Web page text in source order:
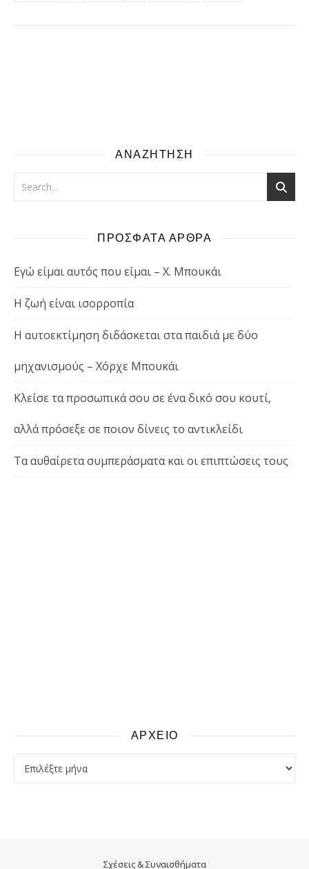
ΑΝΑΖΗΤΗΣΗ
ΠΡΟΣΦΑΤΑ ΑΡΘΡΑ
Εγώ είμαι αυτός που είμαι – Χ. Μπουκάι
Η ζωή είναι ισορροπία
Η αυτοεκτίμηση διδάσκεται στα παιδιά με δύο
μηχανισμούς – Χόρχε Μπουκάι
Κλείσε τα προσωπικά σου σε ένα δικό σου κουτί,
αλλά πρόσεξε σε ποιον δίνεις το αντικλείδι
Τα αυθαίρετα συμπεράσματα και οι επιπτώσεις τους
ΑΡΧΕΙΟ
Σχέσεις & Συναισθήματα